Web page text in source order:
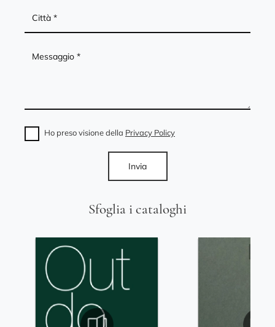
Sfoglia i cataloghi
Ho preso visione della Privacy Policy
Invia